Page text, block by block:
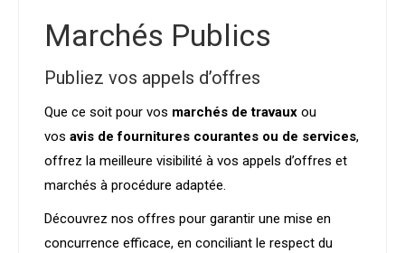
Marchés Publics
Publiez vos appels d’offres
Que ce soit pour vos marchés de travaux ou
vos avis de fournitures courantes ou de services,
offrez la meilleure visibilité à vos appels d’offres et
marchés à procédure adaptée.
Découvrez nos offres pour garantir une mise en
concurrence efficace, en conciliant le respect du